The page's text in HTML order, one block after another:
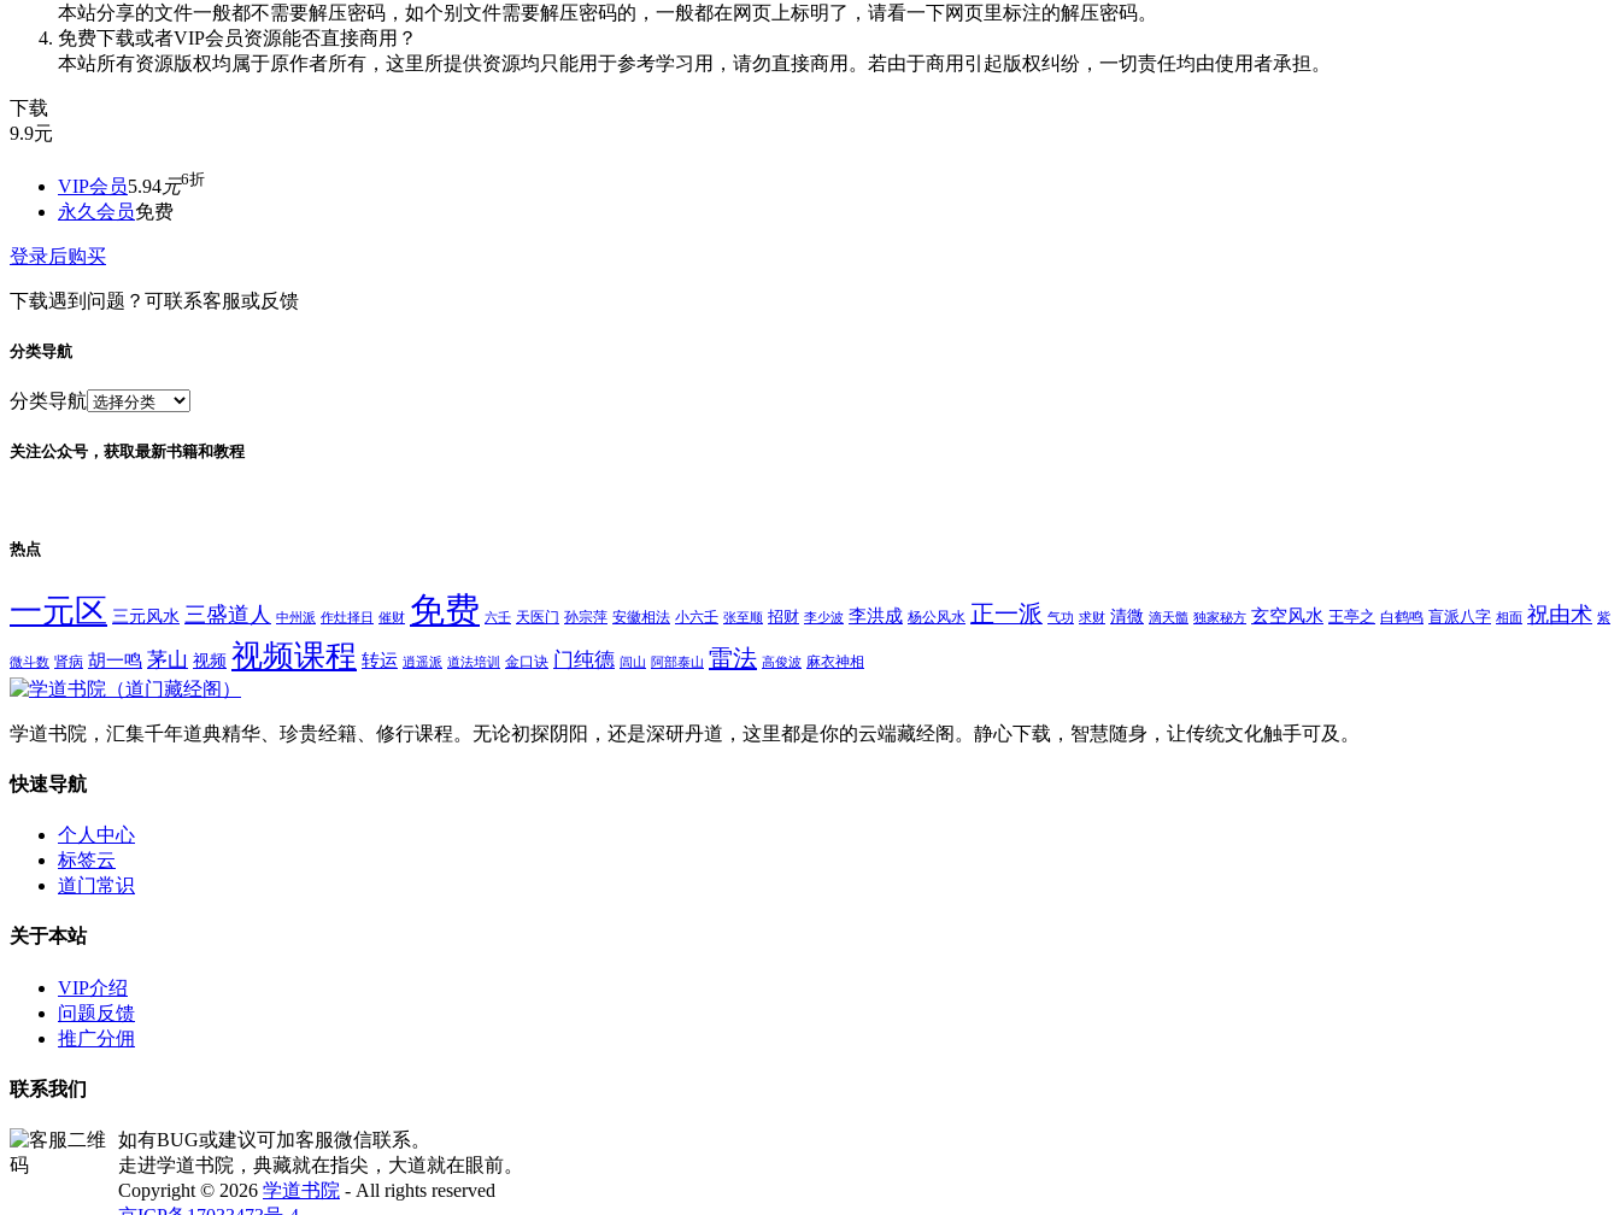
本站分享的文件一般都不需要解压密码，如个别文件需要解压密码的，一般都在网页上标明了，请看一下网页里标注的解压密码。
免费下载或者VIP会员资源能否直接商用？
本站所有资源版权均属于原作者所有，这里所提供资源均只能用于参考学习用，请勿直接商用。若由于商用引起版权纠纷，一切责任均由使用者承担。
下载
9.9元
VIP会员5.94元6折
永久会员免费
登录后购买
下载遇到问题？可联系客服或反馈
分类导航
分类导航
关注公众号，获取最新书籍和教程
热点
一元区 三元风水 三盛道人 中州派 作灶择日 催财 免费 六壬 天医门 孙宗萍 安徽相法 小六壬 张至顺 招财 李少波 李洪成 杨公风水 正一派 气功 求财 清微 滴天髓 独家秘方 玄空风水 王亭之 白鹤鸣 盲派八字 相面 祝由术 紫
微斗数 肾病 胡一鸣 茅山 视频 视频课程 转运 逍遥派 道法培训 金口诀 门纯德 闾山 阿部泰山 雷法 高俊波 麻衣神相
学道书院，汇集千年道典精华、珍贵经籍、修行课程。无论初探阴阳，还是深研丹道，这里都是你的云端藏经阁。静心下载，智慧随身，让传统文化触手可及。
快速导航
个人中心
标签云
道门常识
关于本站
VIP介绍
问题反馈
推广分佣
联系我们
如有BUG或建议可加客服微信联系。
走进学道书院，典藏就在指尖，大道就在眼前。
Copyright © 2026 学道书院 - All rights reserved